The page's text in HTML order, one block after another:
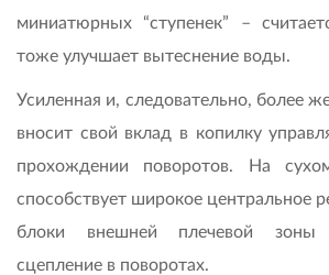
миниатюрных “ступенек” –
тоже улучшает вытеснение воды.
Усиленная и, следовательно, более
вносит свой вклад в копилку
прохождении поворотов. На
способствует широкое центральное
блоки внешней плечевой зоны
сцепление в поворотах.